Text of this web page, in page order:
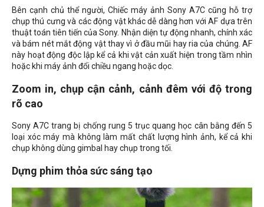
Bên cạnh chủ thể người, Chiếc máy ảnh Sony A7C cũng hỗ trợ
chụp thú cưng và các động vật khác dễ dàng hơn với AF dựa trên
thuật toán tiên tiến của Sony. Nhận diện tự động nhanh, chính xác
và bám nét mắt động vật thay vì ở đầu mũi hay ria của chúng. AF
này hoạt động độc lập kể cả khi vật cản xuất hiện trong tầm nhìn
hoặc khi máy ảnh đổi chiều ngang hoặc dọc.
Zoom in, chụp cận cảnh, cảnh đêm với độ trong
rõ cao
Sony A7C trang bị chống rung 5 trục quang học cân bằng đến 5
loại xóc máy mà không làm mất chất lượng hình ảnh, kể cả khi
chụp không dùng gimbal hay chụp trong tối.
Dựng phim thỏa sức sáng tạo